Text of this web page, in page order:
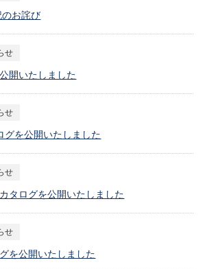
お詫び
せ
開いたしました
せ
グを公開いたしました
せ
タログを公開いたしました
せ
を公開いたしました